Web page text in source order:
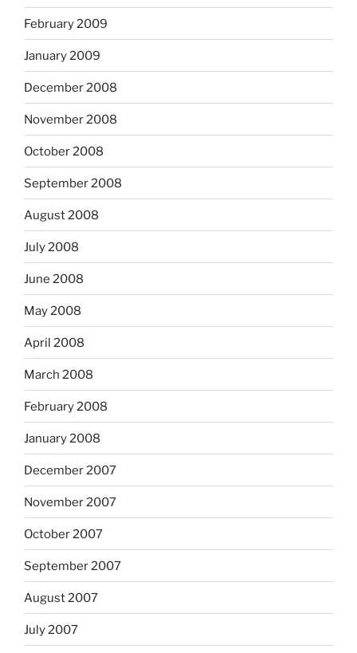
February 2009
January 2009
December 2008
November 2008
October 2008
September 2008
August 2008
July 2008
June 2008
May 2008
April 2008
March 2008
February 2008
January 2008
December 2007
November 2007
October 2007
September 2007
August 2007
July 2007